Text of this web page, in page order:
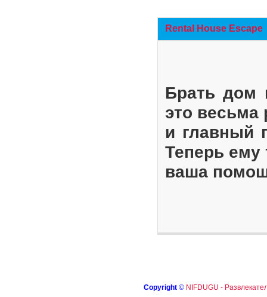
Rental House Escape
Брать дом
это весьма
и главный
Теперь ему
ваша
Copyright © NIFDUGU -